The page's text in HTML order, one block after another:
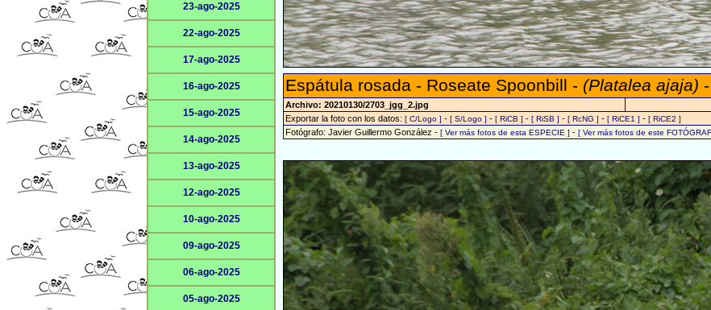
23-ago-2025
22-ago-2025
17-ago-2025
16-ago-2025
15-ago-2025
14-ago-2025
13-ago-2025
12-ago-2025
10-ago-2025
09-ago-2025
06-ago-2025
05-ago-2025
Espátula rosada - Roseate Spoonbill - (Platalea ajaja)
Archivo: 20210130/2703_jgg_2.jpg
Exportar la foto con los datos: [ C/Logo ] - [ S/Logo ] - [ RiCB ] - [ RiSB ] - [ RcNG ] - [ RiCE1 ] - [ RiCE2 ]
Fotógrafo: Javier Guillermo González - [ Ver más fotos de esta ESPECIE ] - [ Ver más fotos de este